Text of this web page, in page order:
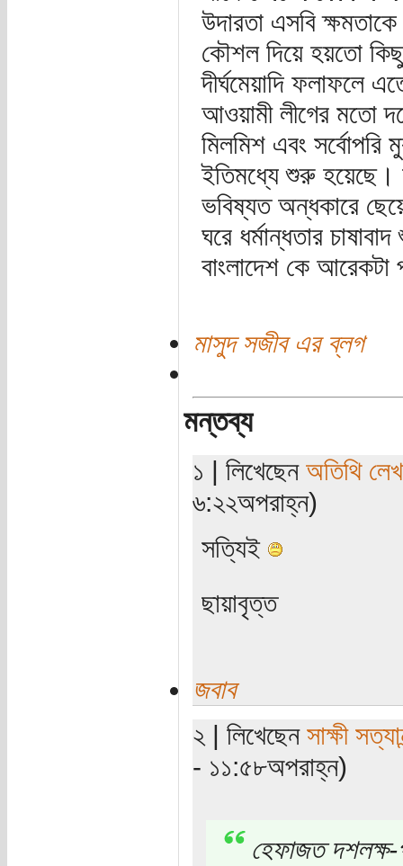
উদারতা এসবি
কৌশল দিয়ে হয়তো
দীর্ঘমেয়াদি ফলাফলে
আওয়ামী লীগের মতো
মিলমিশ এবং
ইতিমধ্যে শুরু হয়েছে।
ভবিষ্যত অন্ধকারে
ঘরে ধর্মান্ধতার
বাংলাদেশ কে আরেকটা
মাসুদ সজীব এর ব্লগ
মন্তব্য
১ | লিখেছেন অতিথি
৬:২২অপরাহ্ন)
সত্যিই
ছায়াবৃত্ত
জবাব
২ | লিখেছেন সাক্ষী
- ১১:৫৮অপরাহ্ন)
হেফাজত